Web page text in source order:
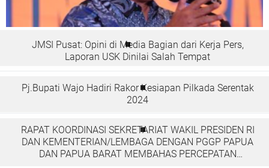
JMSI Pusat: Opini di Media Bagian dari Kerja Pers,
Laporan USK Dinilai Salah Tempat
Pj.Bupati Wajo Hadiri Rakor Kesiapan Pilkada Serentak
2024
RAPAT KOORDINASI SEKRETARIAT WAKIL PRESIDEN RI
DAN KEMENTERIAN/LEMBAGA DENGAN PGGP PAPUA
DAN PAPUA BARAT MEMBAHAS PERCEPATAN